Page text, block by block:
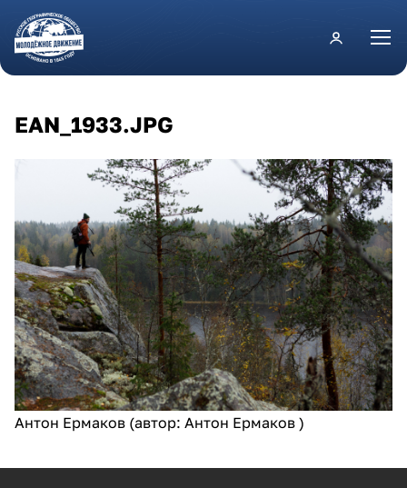
Перейти к основному содержанию
EAN_1933.JPG
Антон Ермаков (автор: Антон Ермаков )